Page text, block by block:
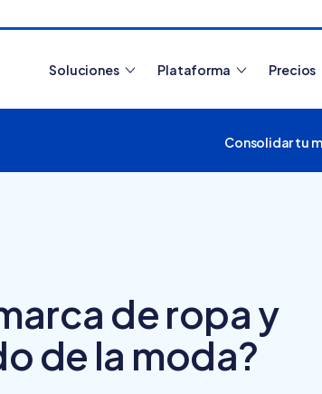
Soluciones Plataforma Precios
Consolidar tu
de ropa y
de la moda?